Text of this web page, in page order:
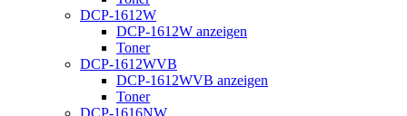
DCP-1612W
DCP-1612W anzeigen
Toner
DCP-1612WVB
DCP-1612WVB anzeigen
Toner
DCP-1616NW